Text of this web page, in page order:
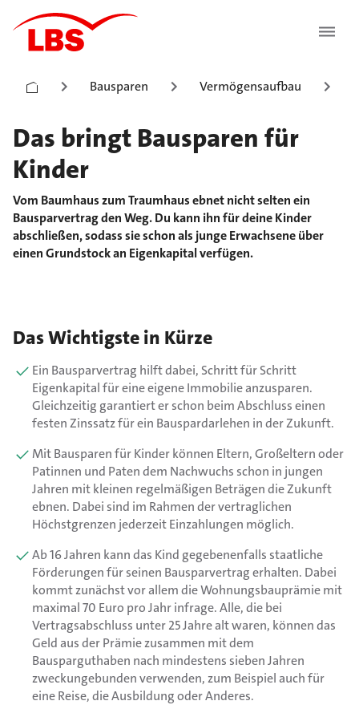
Bausparen Vermögensaufbau
Das bringt Bausparen für
Kinder
Vom Baumhaus zum Traumhaus ebnet nicht selten ein
Bausparvertrag den Weg. Du kann ihn für deine Kinder
abschließen, sodass sie schon als junge Erwachsene über
einen Grundstock an Eigenkapital verfügen.
Das Wichtigste in Kürze
Ein Bausparvertrag hilft dabei, Schritt für Schritt
Eigenkapital für eine eigene Immobilie anzusparen.
Gleichzeitig garantiert er schon beim Abschluss einen
festen Zinssatz für ein Bauspardarlehen in der Zukunft.
Mit Bausparen für Kinder können Eltern, Großeltern oder
Patinnen und Paten dem Nachwuchs schon in jungen
Jahren mit kleinen regelmäßigen Beträgen die Zukunft
ebnen. Dabei sind im Rahmen der vertraglichen
Höchstgrenzen jederzeit Einzahlungen möglich.
Ab 16 Jahren kann das Kind gegebenenfalls staatliche
Förderungen für seinen Bausparvertrag erhalten. Dabei
kommt zunächst vor allem die Wohnungsbauprämie mit
maximal 70 Euro pro Jahr infrage. Alle, die bei
Vertragsabschluss unter 25 Jahre alt waren, können das
Geld aus der Prämie zusammen mit dem
Bausparguthaben nach mindestens sieben Jahren
zweckungebunden verwenden, zum Beispiel auch für
eine Reise, die Ausbildung oder Anderes.